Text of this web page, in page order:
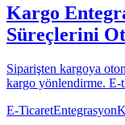
Kargo
Süreçlerini
Siparişten kargoya
kargo yönlendirme. E-
E-TicaretEntegrasyon